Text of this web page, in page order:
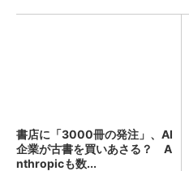
書店に「3000冊の発注」、AI
企業が古書を買いあさる？ A
nthropicも数...